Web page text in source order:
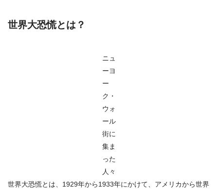
世界大恐慌とは？
ニュ
ーヨ
ー
ク・
ウォ
ール
街に
集ま
った
人々
世界大恐慌とは、1929年から1933年にかけて、アメリカから世界